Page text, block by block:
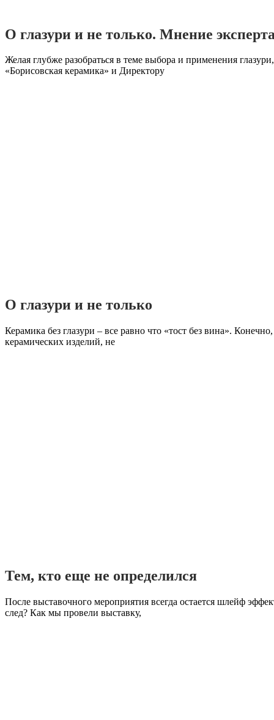
О глазури и не только. Мнение
Желая глубже разобраться в теме выбора и применения
«Борисовская керамика» и Директору
О глазури и не только
Керамика без глазури – все равно что «тост без вина».
керамических изделий, не
Тем, кто еще не определился
После выставочного мероприятия всегда остается шлейф
след? Как мы провели выставку,